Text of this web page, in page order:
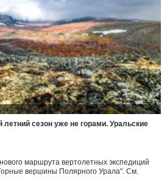
сезон уже не горами. Уральские
маршрута вертолетных экспедиций
вершины Полярного Урала". См.